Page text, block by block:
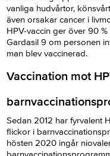
vanliga hudvårtor,
även orsakar cancer i
HPV-vaccin ger över 90
Gardasil 9 om personen
man blev vaccinerad.
Vaccination mot
Sedan 2012 har fyrvalent
flickor i
hösten 2020 ingår